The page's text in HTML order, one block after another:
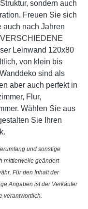
sondern auch
Freuen Sie sich
auch nach Jahren
Leinwand 120x80
von klein bis
sind als
aber auch perfekt in
Flur,
Wählen Sie aus
Sie Ihren
und sonstige
mittlerweile geändert
Für den Inhalt der
Angaben ist der Verkäufer
verantwortlich.